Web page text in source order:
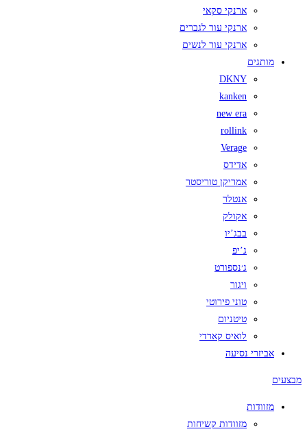
ארנקי סקאי
ארנקי עור לגברים
ארנקי עור לנשים
מותגים
DKNY
kanken
new era
rollink
Verage
אדידס
אמריקן טוריסטר
אנטלר
אקולק
בבג’יו
ג’יפ
ג׳נספורט
ויגור
טוני פירוטי
טיטניום
לואיס קארדי
אביזרי נסיעה
מבצעים
מזוודות
מזוודות קשיחות